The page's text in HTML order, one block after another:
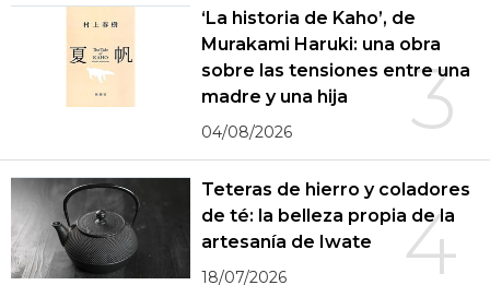
3
‘La historia de Kaho’, de
Murakami Haruki: una obra
sobre las tensiones entre una
madre y una hija
04/08/2026
4
Teteras de hierro y coladores
de té: la belleza propia de la
artesanía de Iwate
18/07/2026